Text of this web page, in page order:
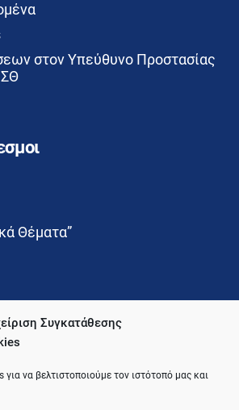
Συγκατάθεσης
να βελτιστοποιούμε τον ιστότοπό μας και
στον Υπεύθυνο Προστασίας
Θέματα”